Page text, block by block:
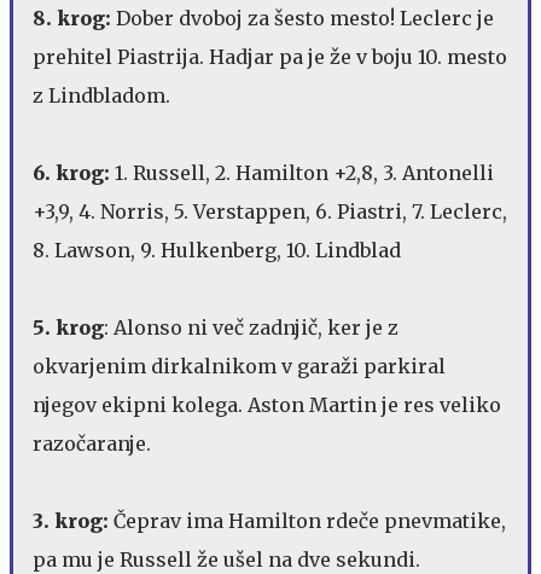
8. krog: Dober dvoboj za šesto mesto! Leclerc je
prehitel Piastrija. Hadjar pa je že v boju 10. mesto
z Lindbladom.
6. krog: 1. Russell, 2. Hamilton +2,8, 3. Antonelli
+3,9, 4. Norris, 5. Verstappen, 6. Piastri, 7. Leclerc,
8. Lawson, 9. Hulkenberg, 10. Lindblad
5. krog: Alonso ni več zadnjič, ker je z
okvarjenim dirkalnikom v garaži parkiral
njegov ekipni kolega. Aston Martin je res veliko
razočaranje.
3. krog: Čeprav ima Hamilton rdeče pnevmatike,
pa mu je Russell že ušel na dve sekundi.